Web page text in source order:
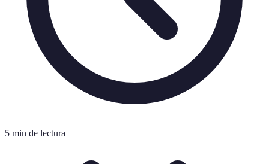
5 min de lectura